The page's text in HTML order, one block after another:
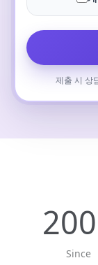
제출 시 상
Since